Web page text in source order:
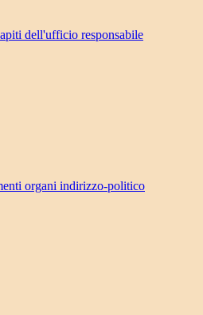
dell'ufficio responsabile
organi indirizzo-politico